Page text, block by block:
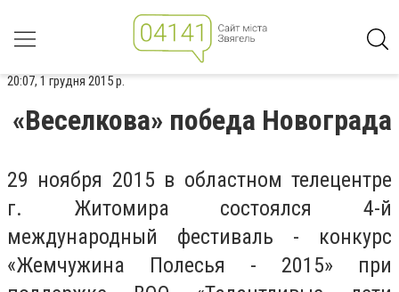
20:07, 1 грудня 2015 р.
«Веселкова» победа Новограда
29 ноября 2015 в областном телецентре
г. Житомира состоялся 4-й
международный фестиваль - конкурс
«Жемчужина Полесья - 2015» при